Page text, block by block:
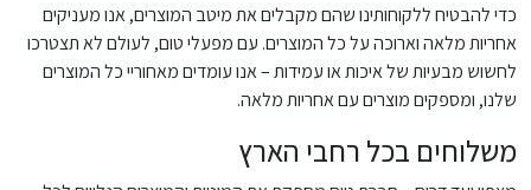
כדי להבטיח ללקוחותינו שהם מקבלים את מיטב המוצרים, אנו מעניקים
אחריות מלאה וארוכה על כל המוצרים. עם מפעלי טום, לעולם לא תצטרכו
לחשוש מבעיות של איכות או עמידות – אנו עומדים מאחוריי כל המוצרים
שלנו, ומספקים מוצרים עם אחריות מלאה.
משלוחים בכל רחבי הארץ